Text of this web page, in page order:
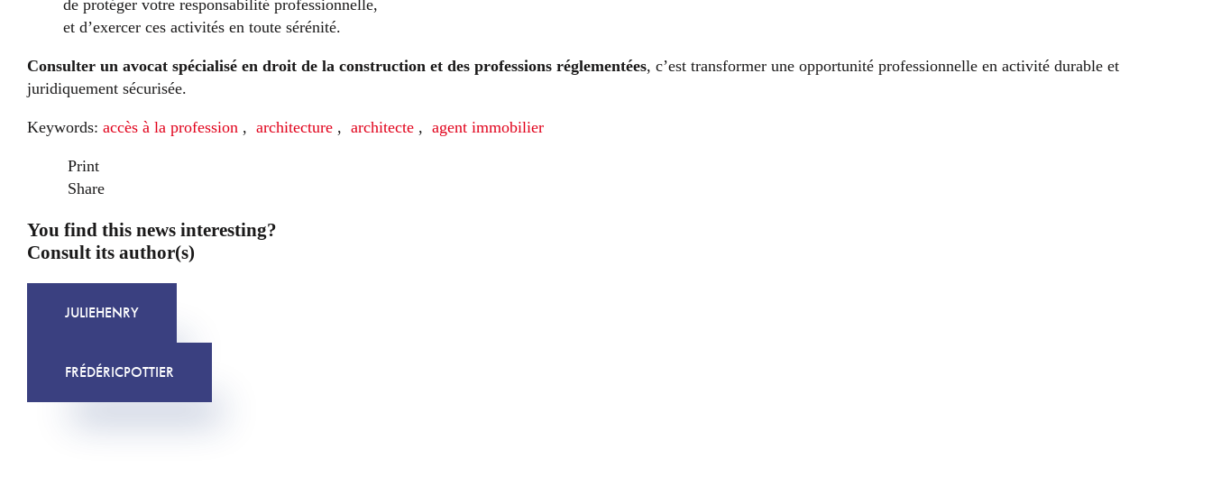
de protéger votre responsabilité professionnelle,
et d’exercer ces activités en toute sérénité.
Consulter un avocat spécialisé en droit de la construction et des professions réglementées, c’est transformer une opportunité professionnelle en activité durable et
juridiquement sécurisée.
Keywords: accès à la profession , architecture , architecte , agent immobilier
Print
Share
You find this news interesting?
Consult its author(s)
JULIEHENRY
FRÉDÉRICPOTTIER